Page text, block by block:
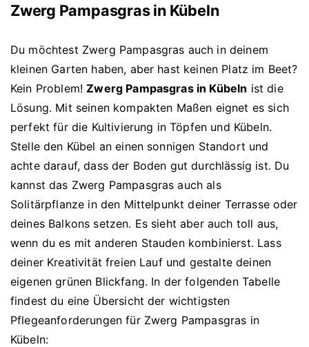
Zwerg Pampasgras in Kübeln
Du möchtest Zwerg Pampasgras auch in deinem
kleinen Garten haben, aber hast keinen Platz im Beet?
Kein Problem!Zwerg Pampasgras in Kübeln ist die
Lösung. Mit seinen kompakten Maßen eignet es sich
perfekt für die Kultivierung in Töpfen und Kübeln.
Stelle den Kübel an einen sonnigen Standort und
achte darauf, dass der Boden gut durchlässig ist. Du
kannst das Zwerg Pampasgras auch als
Solitärpflanze in den Mittelpunkt deiner Terrasse oder
deines Balkons setzen. Es sieht aber auch toll aus,
wenn du es mit anderen Stauden kombinierst. Lass
deiner Kreativität freien Lauf und gestalte deinen
eigenen grünen Blickfang. In der folgenden Tabelle
findest du eine Übersicht der wichtigsten
Pflegeanforderungen für Zwerg Pampasgras in
Kübeln: